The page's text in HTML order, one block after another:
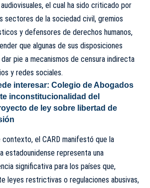
el cual ha sido criticado por
sectores de la sociedad civil, gremios
y defensores de derechos humanos,
que algunas de sus disposiciones
pie a mecanismos de censura indirecta
y redes sociales.
interesar: Colegio de Abogados
inconstitucionalidad del
de ley sobre libertad de
contexto, el CARD manifestó que la
estadounidense representa una
significativa para los países que,
leyes restrictivas o regulaciones abusivas,